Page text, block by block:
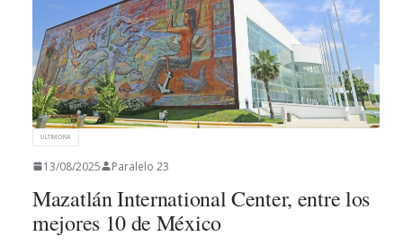
ULTIMORA
13/08/2025 Paralelo 23
Mazatlán International Center, entre los
mejores 10 de México